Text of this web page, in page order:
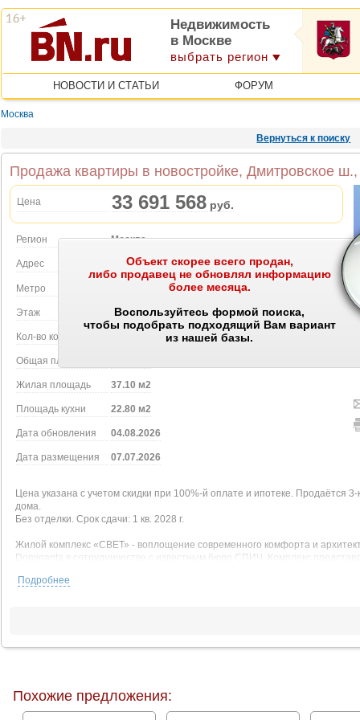
Недвижимость
в Москве
выбрать регион
НОВОСТИ И СТАТЬИ ФОРУМ
Москва
Вернуться к поиску
Объект скорее всего продан,
либо продавец не обновлял информацию
более месяца.
Воспользуйтесь формой поиска,
чтобы подобрать подходящий Вам вариант
из нашей базы.
Продажа квартиры в новостройке, Дмитровское
Цена 33 691 568 руб.
Регион Москва
Адрес Дмитровское ш., 83А Объект на карте
Метро Селигерская
Этаж 45 этаж в 51-этажном доме
Кол-во комнат
Общая площадь
Жилая площадь 37.10 м2
Площадь кухни 22.80 м2
Дата обновления 04.08.2026
Дата размещения 07.07.2026
Цена указана с учетом скидки при 100%-й оплате и ипотеке. Продаётся
дома.
Без отделки. Срок сдачи: 1 кв. 2028 г.
Жилой комплекс «СВЕТ» - воплощение современного комфорта и
Dominanta в сотрудничестве с известным бюро СПИЧ. Комплекс
жителей: станция метро «Селигерская» находится в 5 минутах ходьбы,
- ипотека 9% на первые 2 года,
Квартиры бизнес-класса в жилом комплексе «СВЕТ» сочетают
Подробнее
Похожие предложения: